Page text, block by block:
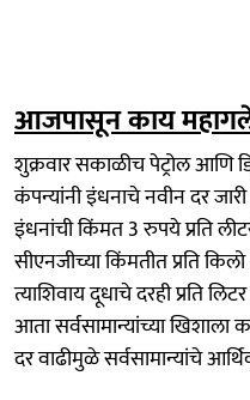
आजपासून काय
शुक्रवार सकाळीच पेट्रोल
कंपन्यांनी इंधनाचे नवीन दर
इंधनांची किंमत 3 रुपये प्रति
सीएनजीच्या किंमतीत प्रति
त्याशिवाय दूधाचे दरही प्रति
आता सर्वसामान्यांच्या
दर वाढीमुळे सर्वसामान्यांचे